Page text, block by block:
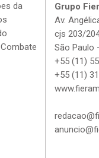
da
Grupo
Av.
cjs 203/
São Paulo
+55 (11)
+55 (11)